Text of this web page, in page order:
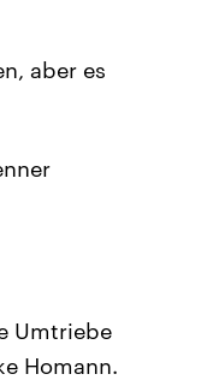
aber es
Umtriebe
Homann.